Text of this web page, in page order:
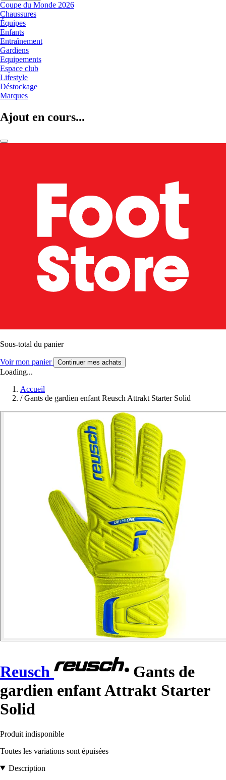
Coupe du Monde 2026
Chaussures
Équipes
Enfants
Entraînement
Gardiens
Equipements
Espace club
Lifestyle
Déstockage
Marques
Ajout en cours...
Sous-total du panier
Voir mon panier Continuer mes achats
Loading...
Accueil
/ Gants de gardien enfant Reusch Attrakt Starter Solid
Reusch
Gants de
gardien enfant Attrakt Starter
Solid
Produit indisponible
Toutes les variations sont épuisées
Description